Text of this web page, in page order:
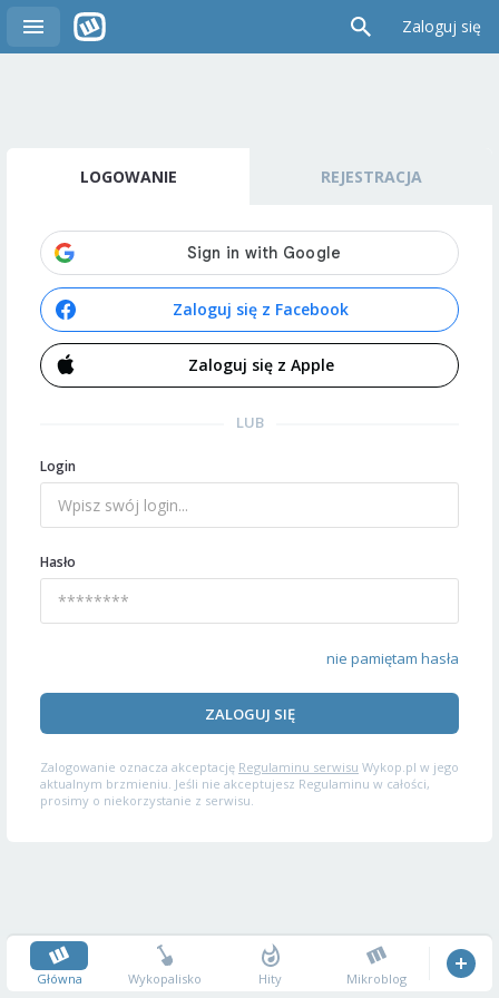
Zaloguj się
LOGOWANIE REJESTRACJA
Zaloguj się z Facebook
Zaloguj się z Apple
LUB
Login
Hasło
nie pamiętam hasła
ZALOGUJ SIĘ
Zalogowanie oznacza akceptację Regulaminu serwisu Wykop.pl w jego
aktualnym brzmieniu. Jeśli nie akceptujesz Regulaminu w całości,
prosimy o niekorzystanie z serwisu.
Główna Wykopalisko Hity Mikroblog